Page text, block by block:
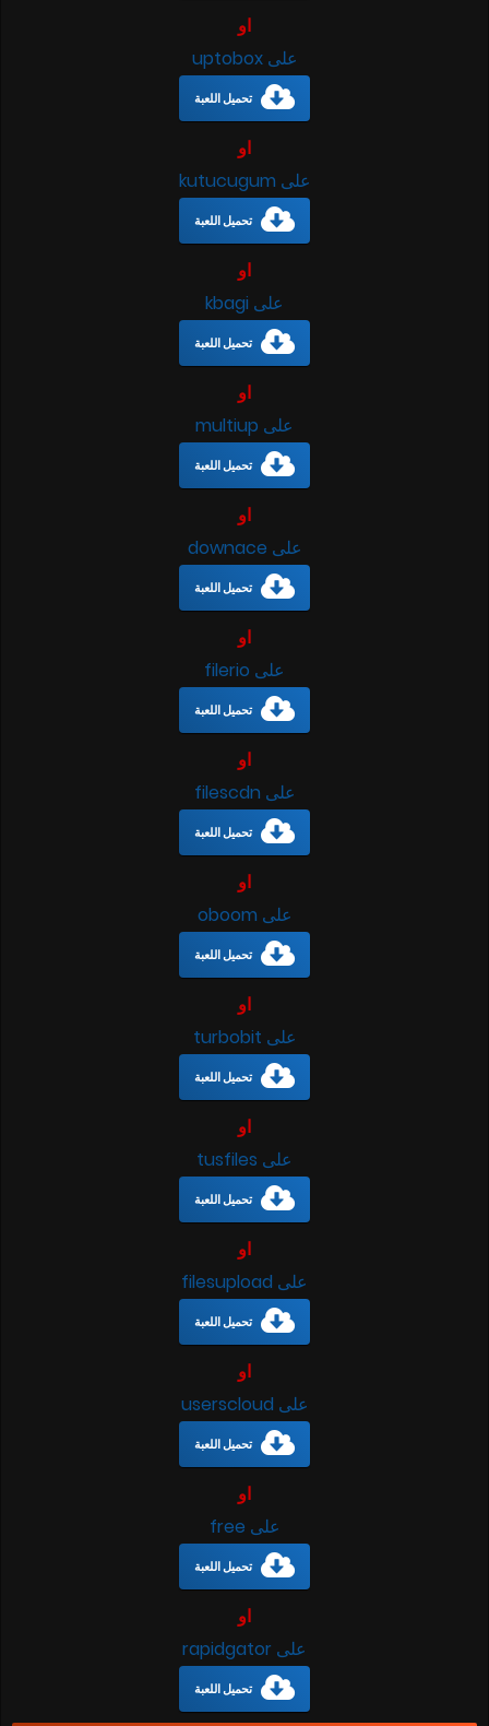
او
على uptobox
تحميل اللعبة
او
على kutucugum
تحميل اللعبة
او
على kbagi
تحميل اللعبة
او
على multiup
تحميل اللعبة
او
على downace
تحميل اللعبة
او
على filerio
تحميل اللعبة
او
على filescdn
تحميل اللعبة
او
على oboom
تحميل اللعبة
او
على turbobit
تحميل اللعبة
او
على tusfiles
تحميل اللعبة
او
على filesupload
تحميل اللعبة
او
على userscloud
تحميل اللعبة
او
على free
تحميل اللعبة
او
على rapidgator
تحميل اللعبة